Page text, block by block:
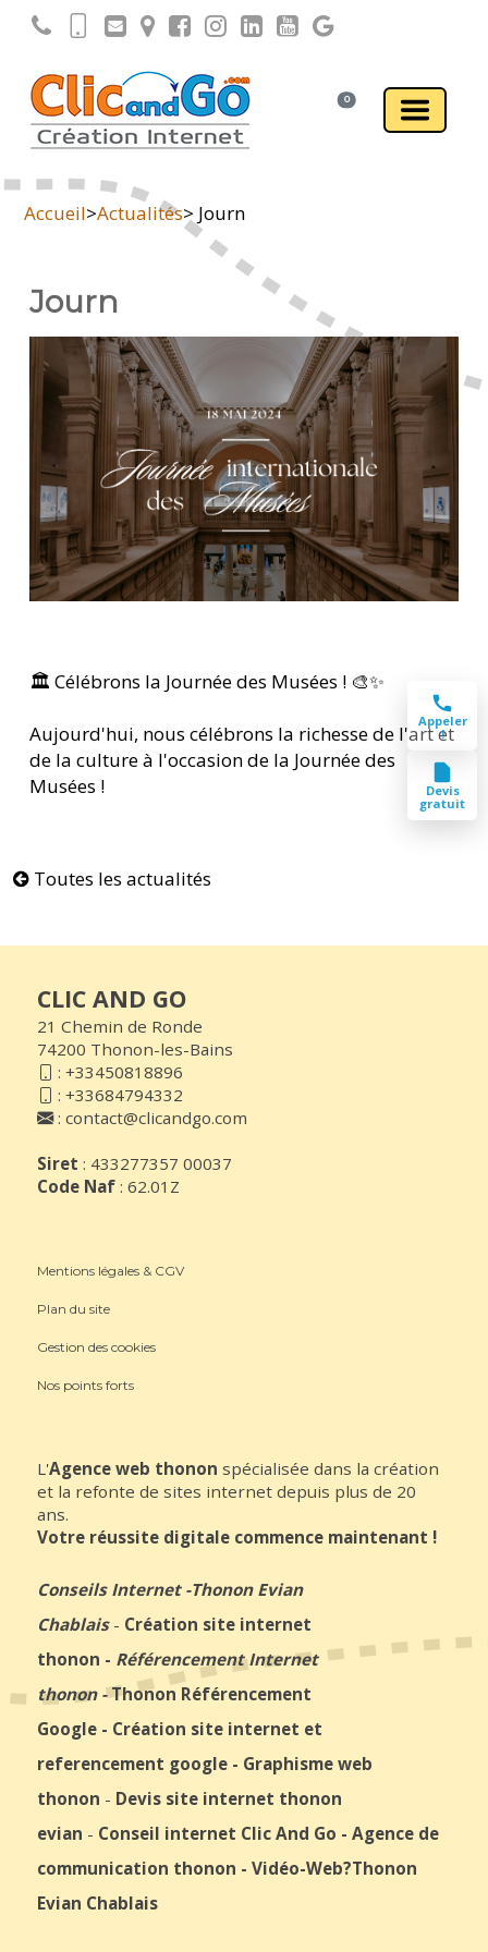
0
Accueil>Actualités> Journ
Journ
🏛️ Célébrons la Journée des Musées ! 🎨✨
Aujourd'hui, nous célébrons la richesse de l'art et
de la culture à l'occasion de la Journée des
Musées !
Toutes les actualités
CLIC AND GO
21 Chemin de Ronde
74200 Thonon-les-Bains
: +33450818896
: +33684794332
: contact@clicandgo.com
Siret : 433277357 00037
Code Naf : 62.01Z
Mentions légales & CGV
Plan du site
Gestion des cookies
Nos points forts
L'Agence web thonon spécialisée dans la création
et la refonte de sites internet depuis plus de 20
ans.
Votre réussite digitale commence maintenant !
Conseils Internet-Thonon Evian
Chablais- Création site internet
thonon - Référencement Internet
thonon-Thonon Référencement
Google - Création site internet et
referencement google - Graphisme web
thonon - Devis site internet thonon
evian - Conseil internet Clic And Go - Agence de
communication thonon - Vidéo-Web?Thonon
Evian Chablais
Appeler
!
Devis
gratuit